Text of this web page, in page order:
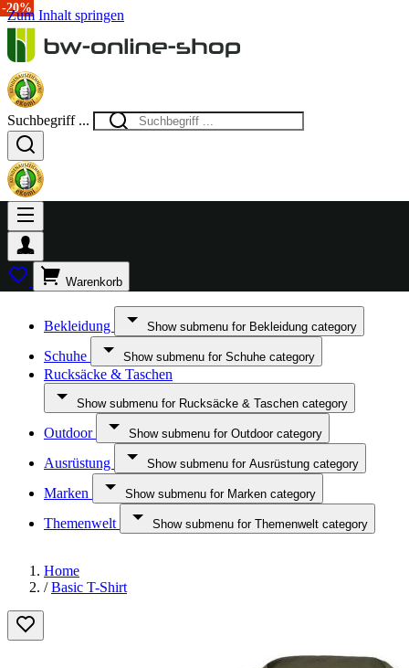
Zum Inhalt springen
Suchbegriff ...
Warenkorb
Bekleidung Show submenu for Bekleidung category
Schuhe Show submenu for Schuhe category
Rucksäcke & Taschen
Show submenu for Rucksäcke & Taschen category
Outdoor Show submenu for Outdoor category
Ausrüstung Show submenu for Ausrüstung category
Marken Show submenu for Marken category
Themenwelt Show submenu for Themenwelt category
Home
/ Basic T-Shirt
-50%
-20%
-20%